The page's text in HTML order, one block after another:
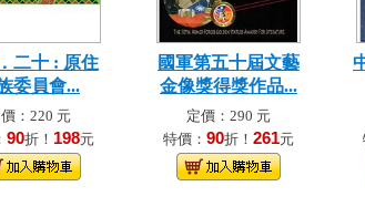
二十 : 原住
委員會...
：220 元
90折！ 198元
國軍第五十屆文藝
金像獎得獎作品...
定價：290 元
特價： 90折！ 261元